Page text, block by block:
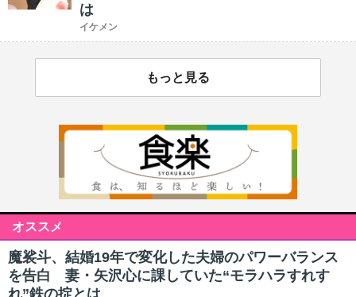
は
イケメン
もっと見る
オススメ
魔裟斗、結婚19年で変化した夫婦のパワーバランス
を告白 妻・矢沢心に課していた“モラハラすれす
れ”鉄の掟とは